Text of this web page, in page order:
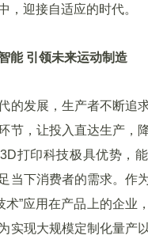
，迎接自适应的时代。
能 引领未来运动制造
的发展，生产者不断追
节，让投入直达生产，
打印科技极具优势，
当下消费者的需求。作
术”应用在产品上的企业
实现大规模定制化量产